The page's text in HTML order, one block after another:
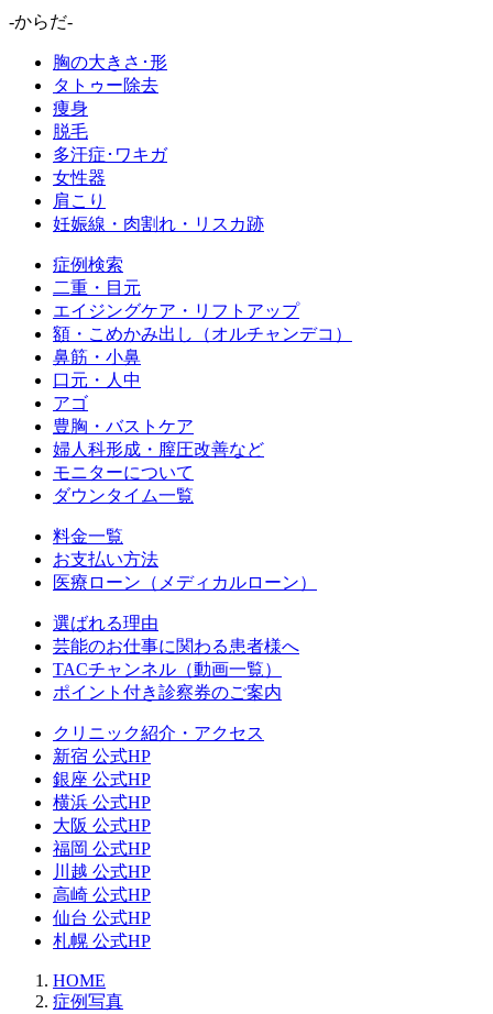
-からだ-
胸の大きさ･形
タトゥー除去
痩身
脱毛
多汗症･ワキガ
女性器
肩こり
妊娠線・肉割れ・リスカ跡
症例検索
二重・目元
エイジングケア・リフトアップ
額・こめかみ出し（オルチャンデコ）
鼻筋・小鼻
口元・人中
アゴ
豊胸・バストケア
婦人科形成・膣圧改善など
モニターについて
ダウンタイム一覧
料金一覧
お支払い方法
医療ローン（メディカルローン）
選ばれる理由
芸能のお仕事に関わる患者様へ
TACチャンネル（動画一覧）
ポイント付き診察券のご案内
クリニック紹介・アクセス
新宿 公式HP
銀座 公式HP
横浜 公式HP
大阪 公式HP
福岡 公式HP
川越 公式HP
高崎 公式HP
仙台 公式HP
札幌 公式HP
HOME
症例写真